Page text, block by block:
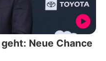
Neue Chance